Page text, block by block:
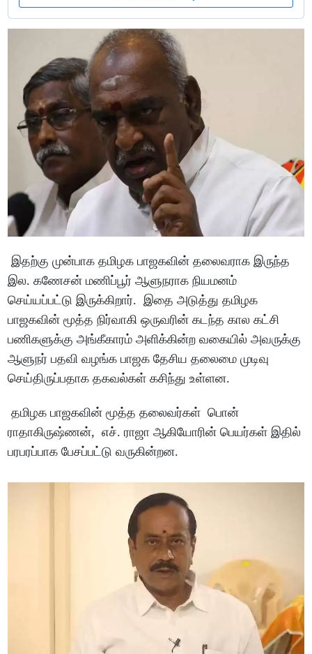
இதற்கு முன்பாக தமிழக பாஜகவின் தலைவராக இருந்த
இல. கணேசன் மணிப்பூர் ஆளுநராக நியமனம்
செய்யப்பட்டு இருக்கிறார். இதை அடுத்து தமிழக
பாஜகவின் மூத்த நிர்வாகி ஒருவரின் கடந்த கால கட்சி
பணிகளுக்கு அங்கீகாரம் அளிக்கின்ற வகையில் அவருக்கு
ஆளுநர் பதவி வழங்க பாஜக தேசிய தலைமை முடிவு
செய்திருப்பதாக தகவல்கள் கசிந்து உள்ளன.
தமிழக பாஜகவின் மூத்த தலைவர்கள் பொன்
ராதாகிருஷ்ணன், எச். ராஜா ஆகியோரின் பெயர்கள் இதில்
பரபரப்பாக பேசப்பட்டு வருகின்றன.